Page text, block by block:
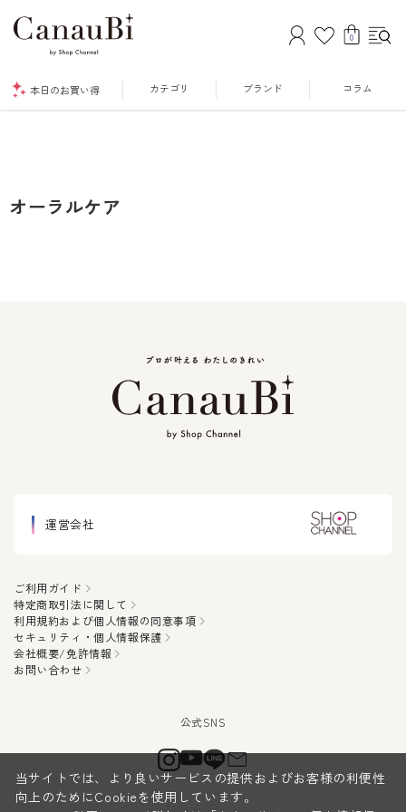
0
本日のお買い得 カテゴリ ブランド コラム
オーラルケア
運営会社
ご利用ガイド
特定商取引法に関して
利用規約および個人情報の同意事項
セキュリティ・個人情報保護
会社概要/免許情報
お問い合わせ
当サイトでは、より良いサービスの提供およびお客様の利便性
向上のためにCookieを使用しています。